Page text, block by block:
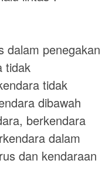
dalam penegakan
tidak
tidak
dibawah
berkendara
dalam
dan kendaraan